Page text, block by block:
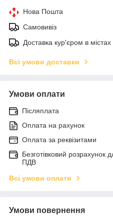
Нова Пошта
Самовивіз
Доставка кур'єром в
Всі умови доставки
Умови оплати
Післяплата
Оплата на рахунок
Оплата за реквізитами
Безготівковий розрахунок
ПДВ
Всі умови оплати
Умови повернення